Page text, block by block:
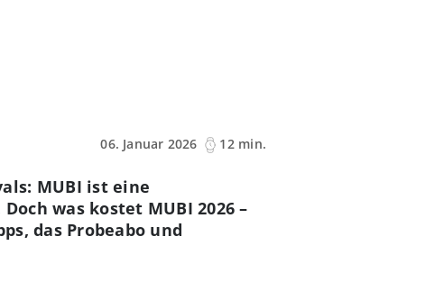
06. Januar 2026
12 min.
MUBI ist eine
was kostet MUBI 2026 –
das Probeabo und